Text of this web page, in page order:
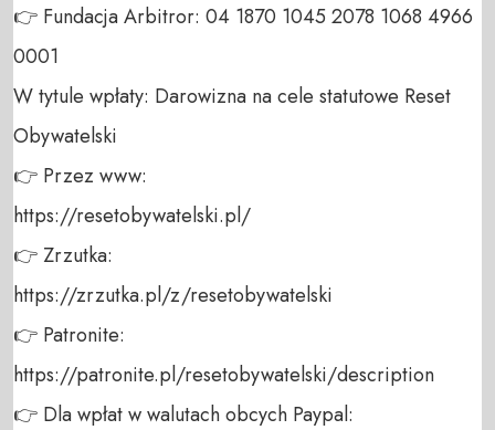
👉 Fundacja Arbitror: 04 1870 1045 2078 1068 4966
0001
W tytule wpłaty: Darowizna na cele statutowe Reset
Obywatelski
👉 Przez www:
https://resetobywatelski.pl/
👉 Zrzutka:
https://zrzutka.pl/z/resetobywatelski
👉 Patronite:
https://patronite.pl/resetobywatelski/description
👉 Dla wpłat w walutach obcych Paypal: